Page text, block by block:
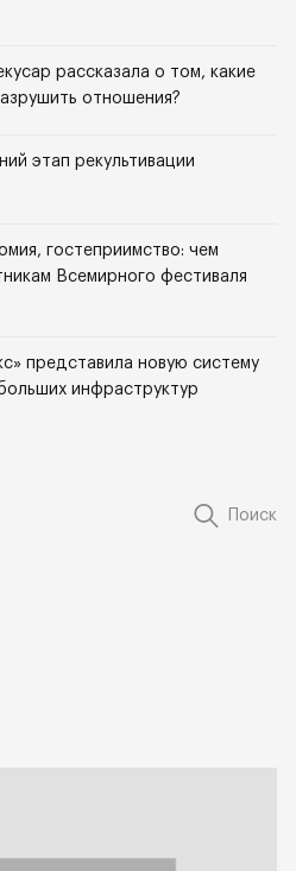
рассказала о том, какие
отношения?
этап рекультивации
гостеприимство: чем
Всемирного фестиваля
представила новую систему
инфраструктур
Поиск